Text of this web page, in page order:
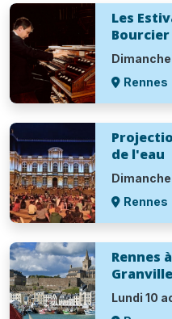
Les
Rennes
de l'eau
Rennes
Rennes
Granville
Lundi 10